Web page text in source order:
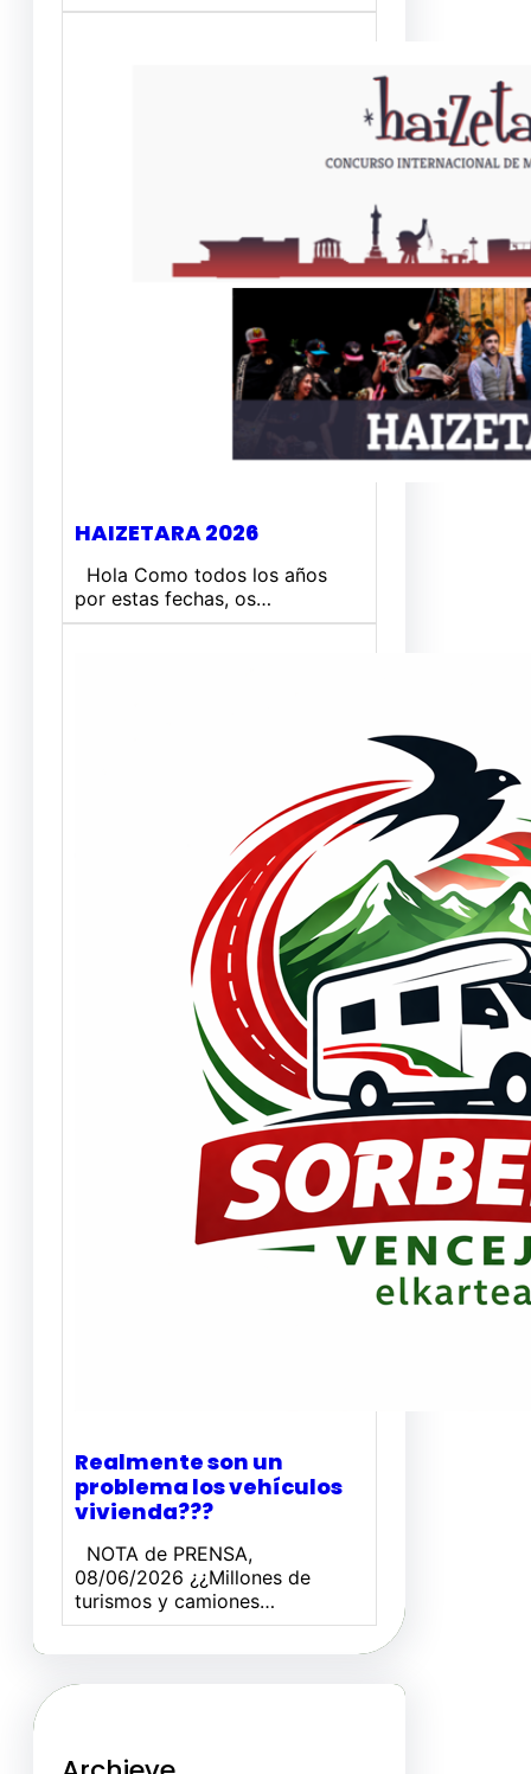
HAIZETARA 2026
Hola Como todos los años
por estas fechas, os…
Realmente son un
problema los vehículos
vivienda???
NOTA de PRENSA,
08/06/2026 ¿¿Millones de
turismos y camiones…